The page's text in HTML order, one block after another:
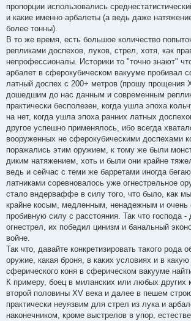
пропорции использовались
и какие именно арбалеты (а ведь даже
более тонны).
В то же время, есть большое количество
репликами доспехов, луков, стрел, хотя, как
непрофессионалы. Историки то "точно знают"
арбалет в сферокубическом вакууме пробивал
латный доспех с 200+ метров (прошу прощения
дошедшим до нас данным и современным
практически бесполезен, когда ушла эпоха
на нет, когда ушла эпоха ранних латных
другое успешно применялось, ибо всегда
вооруженных не сферокубическими доспехами
поражались этим оружием, к тому же были
диким натяжением, хоть и были они крайне
ведь и сейчас с теми же барретами иногда
латниками соревновалось уже огнестрельное
стало вндерваффе в силу того, что было, как
крайне косым, медленным, ненадежным и очень
пробивную силу с расстояния. Так что господа
огнестрел, их победил цинизм и банальный
войне.
Так что, давайте конкретизировать такого рода
оружие, какая броня, в каких условиях и в
сферического коня в сферическом вакууме
К примеру, боец в миланских или любых других
второй половины XV века и далее в пешем
практически неуязвим для стрел из лука и
наконечником, кроме выстрелов в упор,